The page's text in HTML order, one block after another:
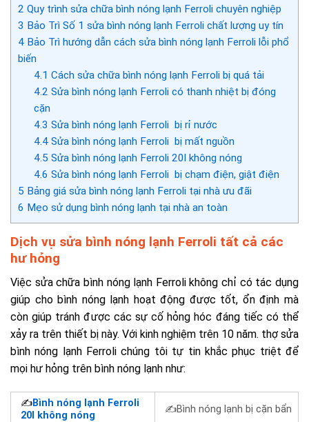
2 Quy trình sửa chữa bình nóng lạnh Ferroli chuyên nghiệp
3 Bảo Trì Số 1 sửa bình nóng lạnh Ferroli chất lượng uy tín
4 Bảo Trì hướng dẫn cách sửa bình nóng lạnh Ferroli lỗi phổ
biến
4.1 Cách sửa chữa bình nóng lạnh Ferroli bị quá tải
4.2 Sửa bình nóng lạnh Ferroli có thanh nhiệt bị đóng
cặn
4.3 Sửa bình nóng lạnh Ferroli bị rỉ nước
4.4Sửa bình nóng lạnh Ferroli bị mất nguồn
4.5 Sửa bình nóng lạnh Ferroli 20l không nóng
4.6 Sửa bình nóng lạnh Ferroli bị chạm điện, giật điện
5 Bảng giá sửa bình nóng lạnh Ferroli tại nhà ưu đãi
6 Mẹo sử dụng bình nóng lạnh tại nhà an toàn
Dịch vụ sửa bình nóng lạnh Ferroli tất cả các
hư hỏng
Việc sửa chữa bình nóng lạnh Ferroli không chỉ có tác dụng
giúp cho bình nóng lạnh hoạt động được tốt, ổn định mà
còn giúp tránh được các sự cố hỏng hóc đáng tiếc có thể
xảy ra trên thiết bị này. Với kinh nghiệm trên 10 năm. thợ sửa
bình nóng lạnh Ferroli chúng tôi tự tin khắc phục triệt để
mọi hư hỏng trên bình nóng lạnh như:
✍Bình nóng lạnh Ferroli
20l không nóng
✍Bình nóng lạnh bị cặn bẩn